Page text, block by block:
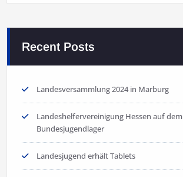
Recent Posts
Landesversammlung 2024 in Marburg
Landeshelfervereinigung Hessen auf dem
Bundesjugendlager
Landesjugend erhält Tablets